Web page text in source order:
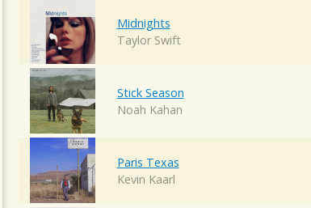
Midnights
Taylor Swift
Stick Season
Noah Kahan
Paris Texas
Kevin Kaarl